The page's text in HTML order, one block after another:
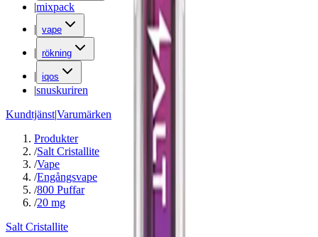
|mixpack
| vape
| rökning
| iqos
|snuskuriren
Kundtjänst|Varumärken
Produkter
/Salt Cristallite
/Vape
/Engångsvape
/800 Puffar
/20 mg
Salt Cristallite